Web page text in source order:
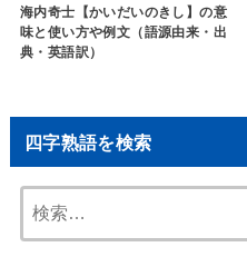
海内奇士【かいだいのきし】の意
味と使い方や例文（語源由来・出
典・英語訳）
四字熟語を検索